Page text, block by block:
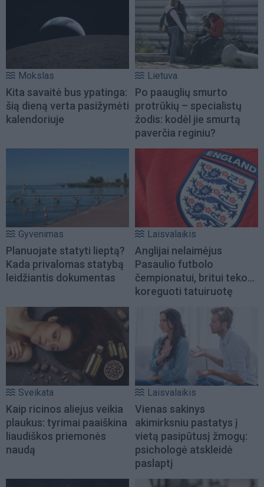
Mokslas
Kita savaitė bus ypatinga:
šią dieną verta pasižymėti
kalendoriuje
Lietuva
Po paauglių smurto
protrūkių – specialistų
žodis: kodėl jie smurtą
paverčia reginiu?
Gyvenimas
Planuojate statyti lieptą?
Kada privalomas statybą
leidžiantis dokumentas
Laisvalaikis
Anglijai nelaimėjus
Pasaulio futbolo
čempionatui, britui teko...
koreguoti tatuiruotę
Sveikata
Kaip ricinos aliejus veikia
plaukus: tyrimai paaiškina
liaudiškos priemonės
naudą
Laisvalaikis
Vienas sakinys
akimirksniu pastatys į
vietą pasipūtusį žmogų:
psichologė atskleidė
paslaptį